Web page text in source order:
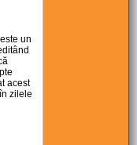
un
acest
zilele